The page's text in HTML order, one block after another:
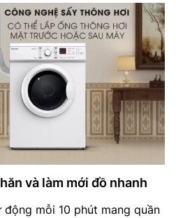
và làm mới đồ nhanh
mỗi 10 phút mang quần